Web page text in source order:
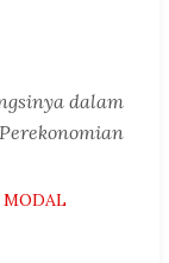
dalam
Perekonomian
MODAL